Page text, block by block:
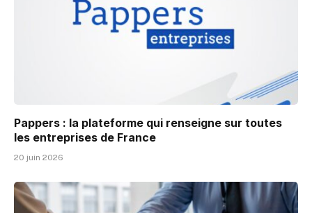
Pappers : la plateforme qui renseigne sur toutes
les entreprises de France
20 juin 2026